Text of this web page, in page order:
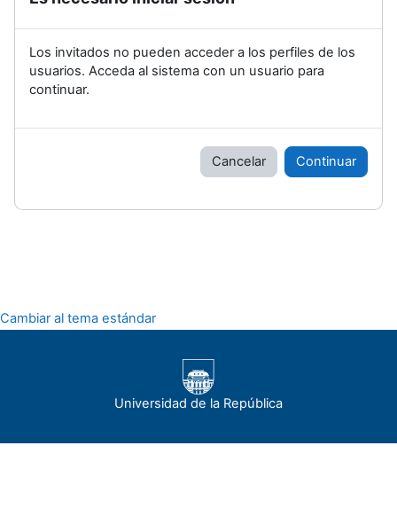
Los invitados no pueden acceder a los perfiles de los
usuarios. Acceda al sistema con un usuario para
continuar.
Cancelar Continuar
Cambiar al tema estándar
Universidad de la República